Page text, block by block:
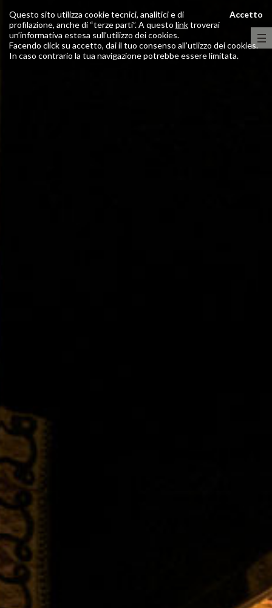
Accetto
Questo sito utilizza cookie tecnici, analitici e di
profilazione, anche di “terze parti”. A questo linktroverai
un’informativa estesa sull’utilizzo dei cookies.
Facendo click su accetto, dai il tuo consenso all’utlizzo dei cookies.
In caso contrario la tua navigazione potrebbe essere limitata.